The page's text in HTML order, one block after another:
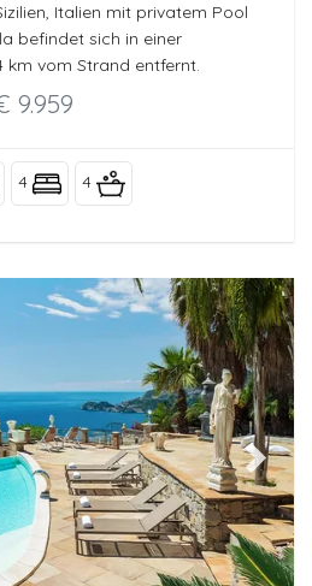
Italien mit privatem Pool
befindet sich in einer
km vom Strand entfernt.
9.959
4 4
Next